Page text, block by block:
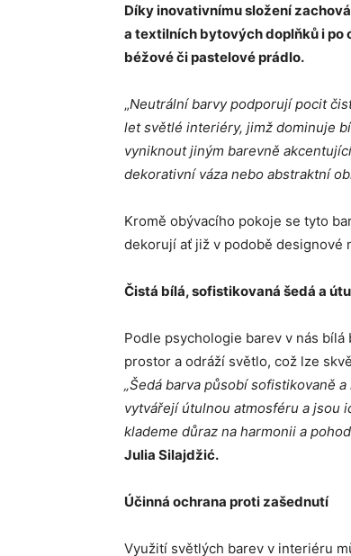
Díky inovativnímu složení
a textilních bytových doplňků i po
béžové či pastelové prádlo.
„Neutrální barvypodporují pocit
let světlé interiéry, jimž dominuje
vyniknout jiným barevně
dekorativní váza nebo abstraktní
Kromě obývacího pokoje se tyto
dekorují ať již v podobě designové
Čistá bílá, sofistikovaná šedá a
Podle psychologie barev v nás
prostor a odráží světlo, což lze
„Šedá barva působí sofistikovaně
vytvářejí útulnou atmosféru a jsou
klademe důraz na harmonii a
Julia Silajdžić.
Účinná ochrana proti zašednutí
Využití světlých barev v interiéru